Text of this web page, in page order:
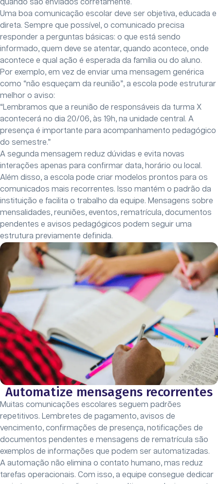
quando são enviados corretamente.
Uma boa comunicação escolar deve ser objetiva, educada e
direta. Sempre que possível, o comunicado precisa
responder a perguntas básicas: o que está sendo
informado, quem deve se atentar, quando acontece, onde
acontece e qual ação é esperada da família ou do aluno.
Por exemplo, em vez de enviar uma mensagem genérica
como “não esqueçam da reunião”, a escola pode estruturar
melhor o aviso:
“Lembramos que a reunião de responsáveis da turma X
acontecerá no dia 20/06, às 19h, na unidade central. A
presença é importante para acompanhamento pedagógico
do semestre.”
A segunda mensagem reduz dúvidas e evita novas
interações apenas para confirmar data, horário ou local.
Além disso, a escola pode criar modelos prontos para os
comunicados mais recorrentes. Isso mantém o padrão da
instituição e facilita o trabalho da equipe. Mensagens sobre
mensalidades, reuniões, eventos, rematrícula, documentos
pendentes e avisos pedagógicos podem seguir uma
estrutura previamente definida.
Automatize mensagens recorrentes
Muitas comunicações escolares seguem padrões
repetitivos. Lembretes de pagamento, avisos de
vencimento, confirmações de presença, notificações de
documentos pendentes e mensagens de rematrícula são
exemplos de informações que podem ser automatizadas.
A automação não elimina o contato humano, mas reduz
tarefas operacionais. Com isso, a equipe consegue dedicar